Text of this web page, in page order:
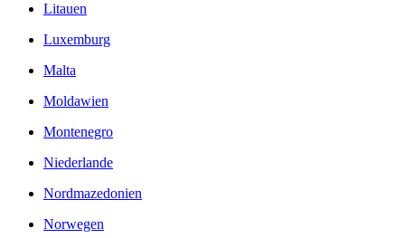
Litauen
Luxemburg
Malta
Moldawien
Montenegro
Niederlande
Nordmazedonien
Norwegen